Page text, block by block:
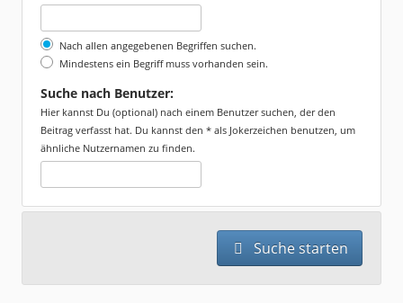
Nach allen angegebenen Begriffen suchen.
Mindestens ein Begriff muss vorhanden sein.
Suche nach Benutzer:
Hier kannst Du (optional) nach einem Benutzer suchen, der den
Beitrag verfasst hat. Du kannst den * als Jokerzeichen benutzen, um
ähnliche Nutzernamen zu finden.
Suche starten